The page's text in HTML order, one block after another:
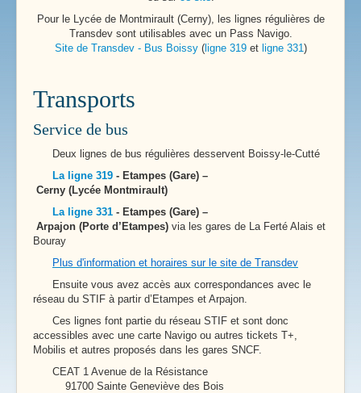
Pour le Lycée de Montmirault (Cerny), les lignes régulières de
Transdev sont utilisables avec un Pass Navigo.
Site de Transdev - Bus Boissy(ligne 319et ligne 331 )
Transports
Service de bus
Deux lignes de bus régulières desservent Boissy-le-Cutté
La ligne 319 - Etampes (Gare) –
Cerny (Lycée Montmirault)
La ligne 331 - Etampes (Gare) –
Arpajon (Porte d’Etampes) via les gares de La Ferté Alais et
Bouray
Plus d'information et horaires sur le site de Transdev
Ensuite vous avez accès aux correspondances avec le
réseau du STIF à partir d’Etampes et Arpajon.
Ces lignes font partie du réseau STIF et sont donc
accessibles avec une carte Navigo ou autres tickets T+,
Mobilis et autres proposés dans les gares SNCF.
CEAT 1 Avenue de la Résistance
91700 Sainte Geneviève des Bois